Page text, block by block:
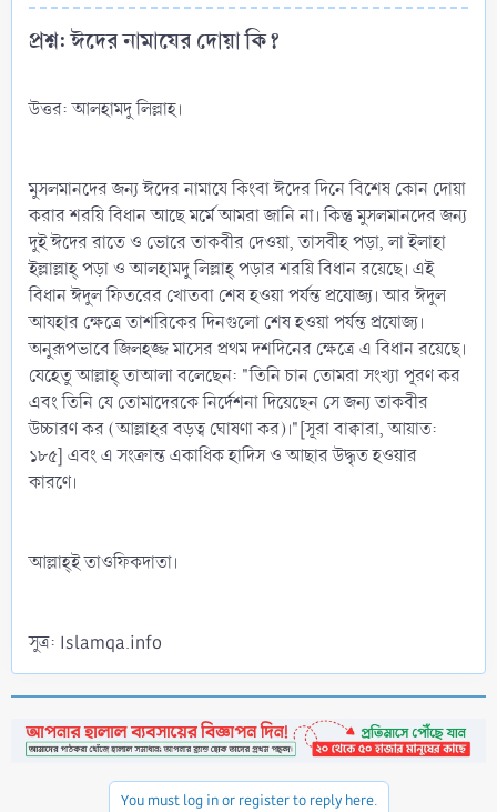
প্রশ্ন: ঈদের নামাযের দোয়া কি?​
উত্তর: আলহামদু লিল্লাহ।
মুসলমানদের জন্য ঈদের নামাযে কিংবা ঈদের দিনে বিশেষ কোন দোয়া
করার শরয়ি বিধান আছে মর্মে আমরা জানি না। কিন্তু মুসলমানদের জন্য
দুই ঈদের রাতে ও ভোরে তাকবীর দেওয়া, তাসবীহ পড়া, লা ইলাহা
ইল্লাল্লাহ্‌ পড়া ও আলহামদু লিল্লাহ্‌ পড়ার শরয়ি বিধান রয়েছে। এই
বিধান ঈদুল ফিতরের খোতবা শেষ হওয়া পর্যন্ত প্রযোজ্য। আর ঈদুল
আযহার ক্ষেত্রে তাশরিকের দিনগুলো শেষ হওয়া পর্যন্ত প্রযোজ্য।
অনুরূপভাবে জিলহজ্জ মাসের প্রথম দশদিনের ক্ষেত্রে এ বিধান রয়েছে।
যেহেতু আল্লাহ্‌ তাআলা বলেছেন: "তিনি চান তোমরা সংখ্যা পূরণ কর
এবং তিনি যে তোমাদেরকে নির্দেশনা দিয়েছেন সে জন্য তাকবীর
উচ্চারণ কর (আল্লাহর বড়ত্ব ঘোষণা কর)।"[সূরা বাক্বারা, আয়াত:
১৮৫] এবং এ সংক্রান্ত একাধিক হাদিস ও আছার উদ্ধৃত হওয়ার
কারণে।
আল্লাহ্‌ই তাওফিকদাতা।
সুত্র: Islamqa.info
You must log in or register to reply here.